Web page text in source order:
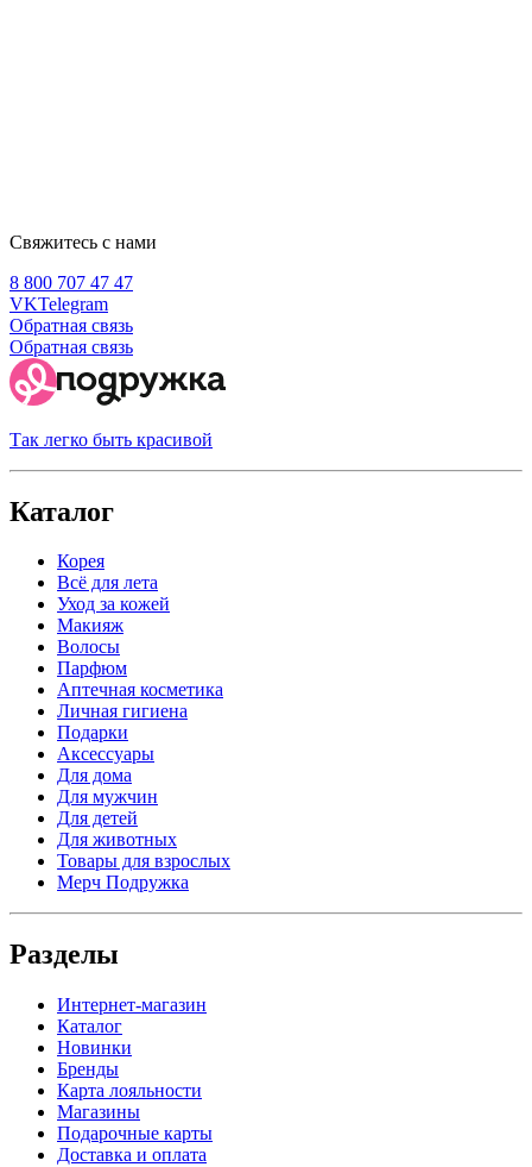
Свяжитесь с нами
8 800 707 47 47
VKTelegram
Обратная связь
Обратная связь
Так легко быть красивой
Каталог
Корея
Всё для лета
Уход за кожей
Макияж
Волосы
Парфюм
Аптечная косметика
Личная гигиена
Подарки
Аксессуары
Для дома
Для мужчин
Для детей
Для животных
Товары для взрослых
Мерч Подружка
Разделы
Интернет-магазин
Каталог
Новинки
Бренды
Карта лояльности
Магазины
Подарочные карты
Доставка и оплата